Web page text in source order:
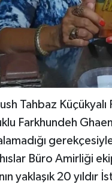
Tahbaz
Farkhundeh
Büro Amirliği
yaklaşık 20 yıldır